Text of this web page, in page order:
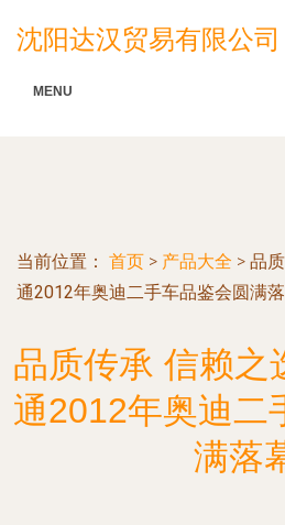
沈阳达汉贸易有限公司
MENU
当前位置： 首页 > 产品大全 > 品
通2012年奥迪二手车品鉴会圆满
品质传承 信赖
通2012年奥迪二
满落